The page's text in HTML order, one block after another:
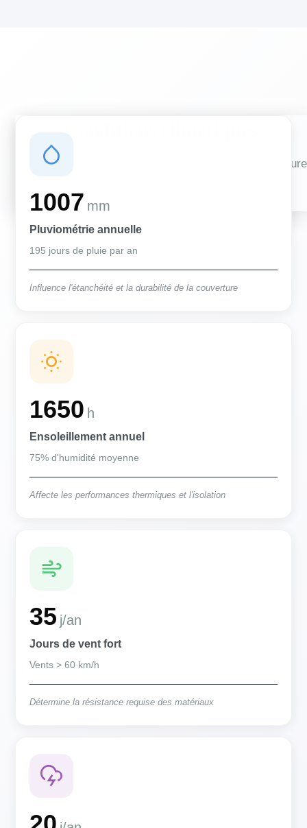
Des conditions qui influencent vos travaux de couverture
1007 mm
Pluviométrie annuelle
195 jours de pluie par an
Influence l'étanchéité et la durabilité de la couverture
1650 h
Ensoleillement annuel
75% d'humidité moyenne
Affecte les performances thermiques et l'isolation
35 j/an
Jours de vent fort
Vents > 60 km/h
Détermine la résistance requise des matériaux